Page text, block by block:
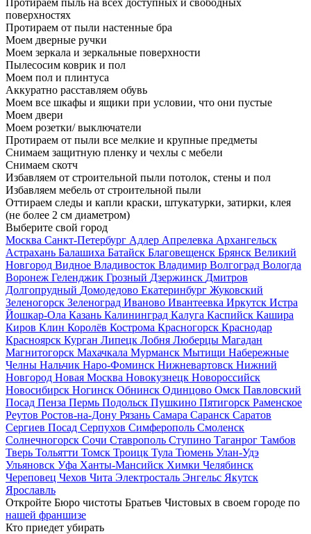
Протираем пыль на всех доступных и свободных
поверхностях
Протираем от пыли настенные бра
Моем дверные ручки
Моем зеркала и зеркальные поверхности
Пылесосим коврик и пол
Моем пол и плинтуса
Аккуратно расставляем обувь
Моем все шкафы и ящики при условии, что они пустые
Моем двери
Моем розетки/ выключатели
Протираем от пыли все мелкие и крупные предметы
Снимаем защитную пленку и чехлы с мебели
Снимаем скотч
Избавляем от строительной пыли потолок, стены и пол
Избавляем мебель от строительной пыли
Оттираем следы и капли краски, штукатурки, затирки, клея
(не более 2 см диаметром)
Выберите свой город
Москва Санкт-Петербург Адлер Апрелевка Архангельск
Астрахань Балашиха Батайск Благовещенск Брянск Великий
Новгород Видное Владивосток Владимир Волгоград Вологда
Воронеж Геленджик Грозный Дзержинск Дмитров
Долгопрудный Домодедово Екатеринбург Жуковский
Зеленогорск Зеленоград Иваново Ивантеевка Иркутск Истра
Йошкар-Ола Казань Калининград Калуга Каспийск Кашира
Киров Клин Королёв Кострома Красногорск Краснодар
Красноярск Курган Липецк Лобня Люберцы Магадан
Магнитогорск Махачкала Мурманск Мытищи Набережные
Челны Нальчик Наро-Фоминск Нижневартовск Нижний
Новгород Новая Москва Новокузнецк Новороссийск
Новосибирск Ногинск Обнинск Одинцово Омск Павловский
Посад Пенза Пермь Подольск Пушкино Пятигорск Раменское
Реутов Ростов-на-Дону Рязань Самара Саранск Саратов
Сергиев Посад Серпухов Симферополь Смоленск
Солнечногорск Сочи Ставрополь Ступино Таганрог Тамбов
Тверь Тольятти Томск Троицк Тула Тюмень Улан-Удэ
Ульяновск Уфа Ханты-Мансийск Химки Челябинск
Череповец Чехов Чита Электросталь Энгельс Якутск
Ярославль
Откройте Бюро чистоты Братьев Чистовых в своем городе по
нашей франшизе
Кто приедет убирать